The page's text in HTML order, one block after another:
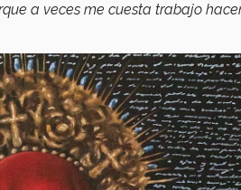
a veces me cuesta trabajo